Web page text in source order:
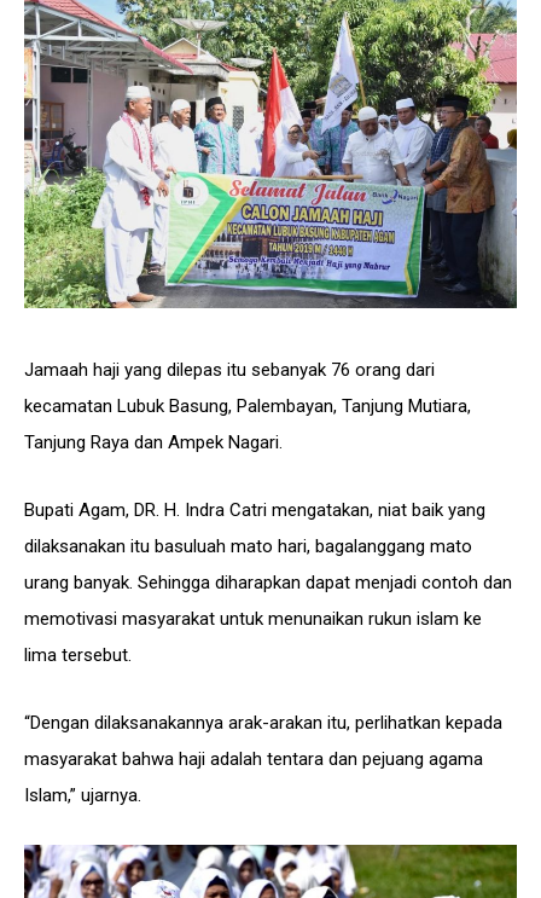
Jamaah haji yang dilepas itu sebanyak 76 orang dari
kecamatan Lubuk Basung, Palembayan, Tanjung Mutiara,
Tanjung Raya dan Ampek Nagari.
Bupati Agam, DR. H. Indra Catri mengatakan, niat baik yang
dilaksanakan itu basuluah mato hari, bagalanggang mato
urang banyak. Sehingga diharapkan dapat menjadi contoh dan
memotivasi masyarakat untuk menunaikan rukun islam ke
lima tersebut.
“Dengan dilaksanakannya arak-arakan itu, perlihatkan kepada
masyarakat bahwa haji adalah tentara dan pejuang agama
Islam,” ujarnya.